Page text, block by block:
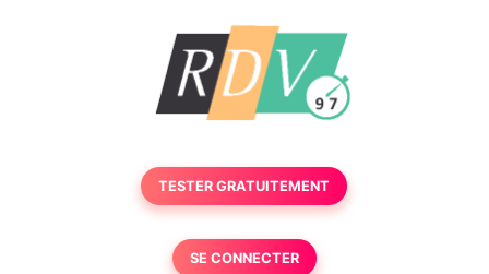
TESTER GRATUITEMENT
SE CONNECTER